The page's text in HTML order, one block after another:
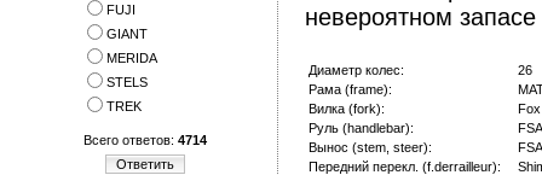
FUJI
GIANT
MERIDA
STELS
TREK
Всего ответов: 4714
Ответить
невероятном
Диаметр колес:
26
Рама (frame):
Вилка (fork):
Руль (handlebar):
Вынос (stem, steer):
Передний перекл. (f.derrailleur):